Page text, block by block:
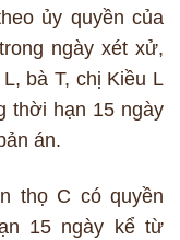
ủy quyền của
ngày xét xử,
bà T, chị Kiều L
thời hạn 15 ngày
án.
thọ C có quyền
15 ngày kể từ